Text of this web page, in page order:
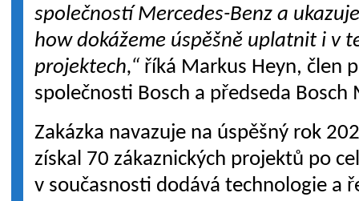
společností Mercedes-Benz a
how dokážeme úspěšně uplatnit i v
projektech,“ říká Markus Heyn, člen
společnosti Bosch a předseda Bosch
Zakázka navazuje na úspěšný rok
získal 70 zákaznických projektů po
v současnosti dodává technologie a